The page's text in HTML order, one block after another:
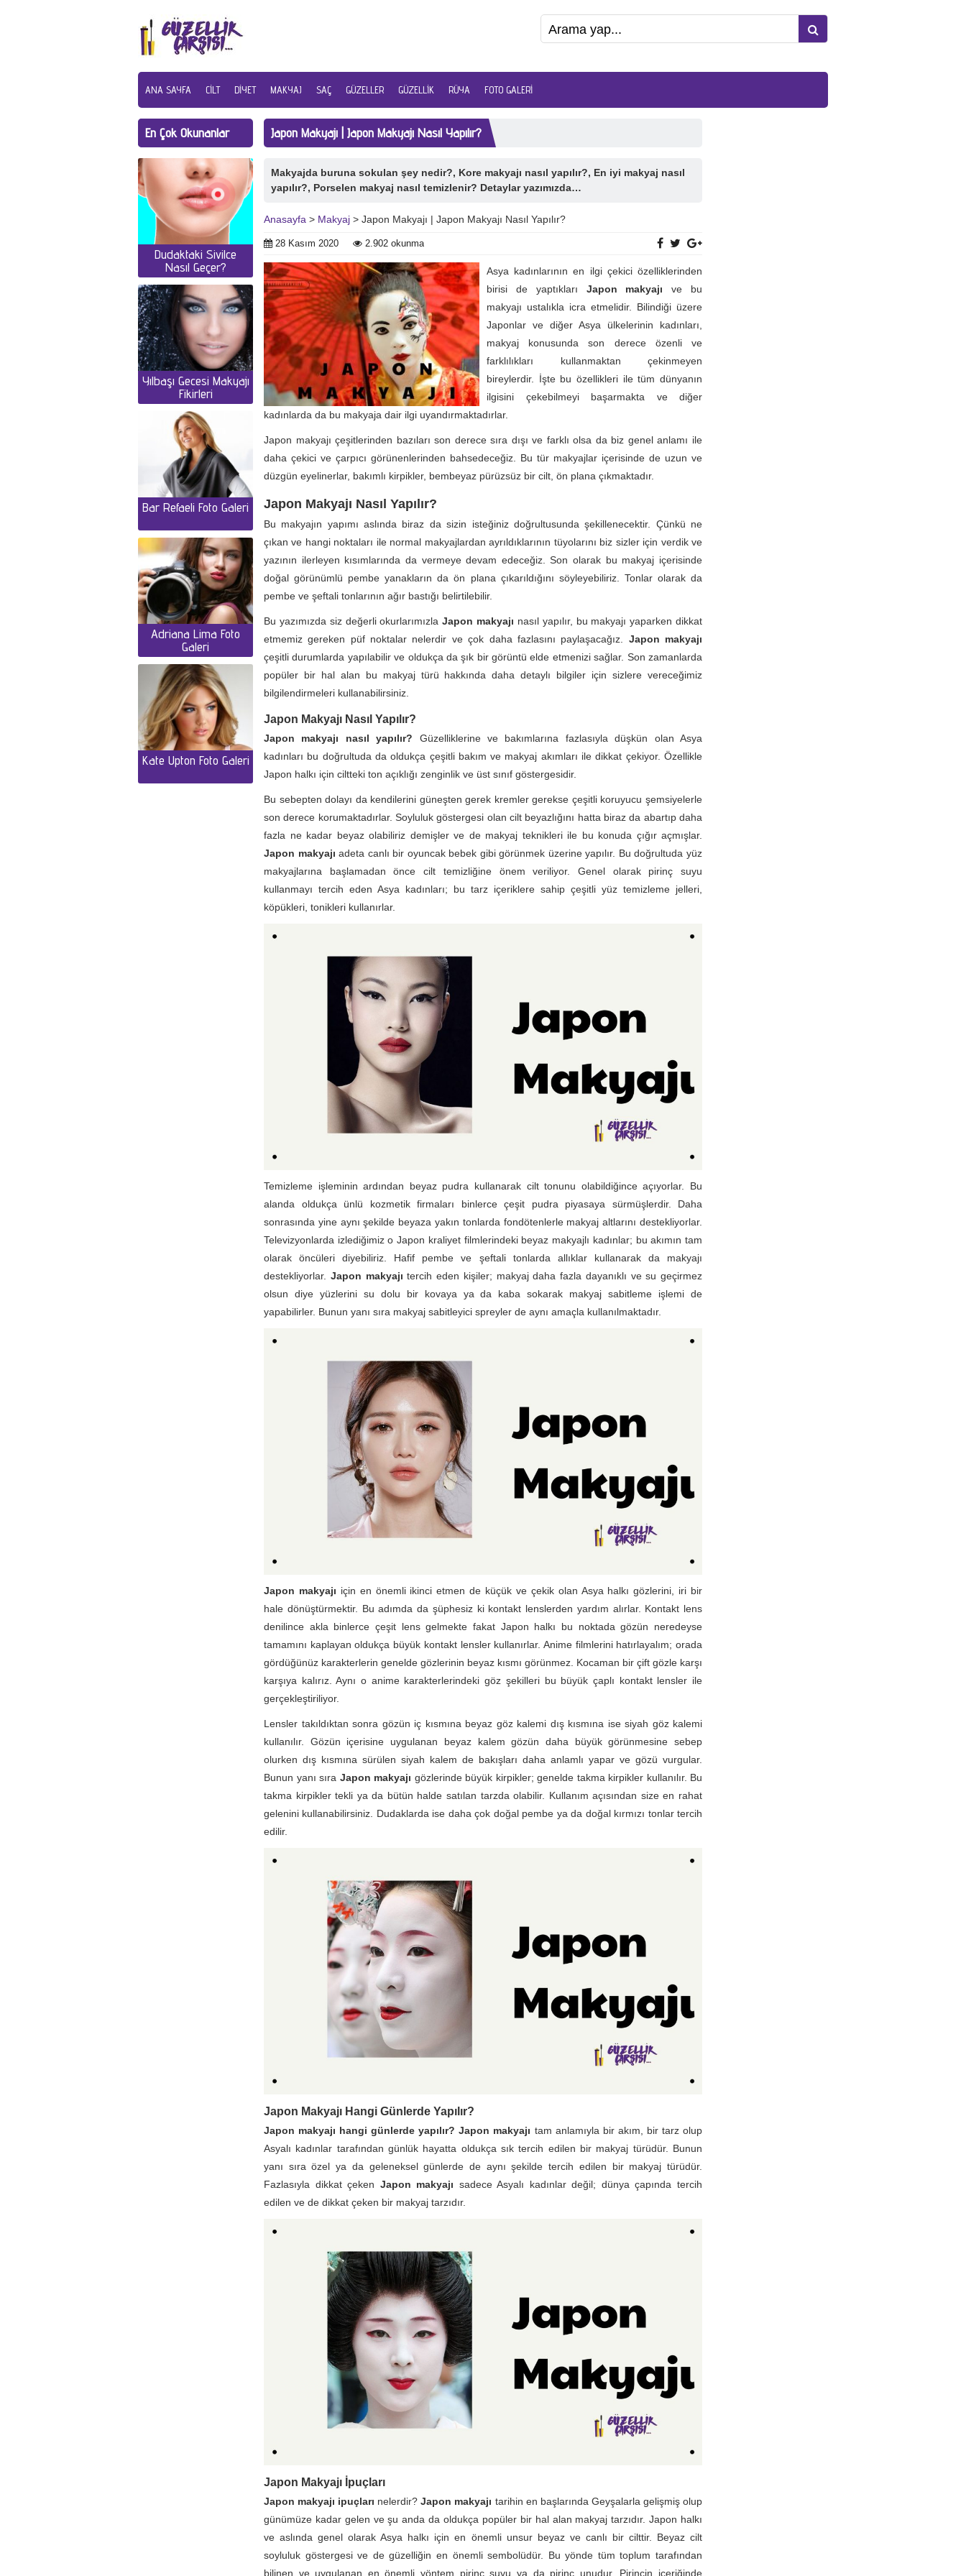
ANA SAYFA CILT DIYET MAKYAJ SAÇ GÜZELLER GÜZELLIK RÜYA FOTO GALERI
Japon Makyajı | Japon Makyajı Nasıl Yapılır?
Makyajda buruna sokulan şey nedir?, Kore makyajı nasıl yapılır?, En iyi makyaj nasıl
yapılır?, Porselen makyaj nasıl temizlenir? Detaylar yazımızda…
Anasayfa > Makyaj > Japon Makyajı | Japon Makyajı Nasıl Yapılır?
28 Kasım 2020 2.902 okunma
Asya kadınlarının en ilgi çekici özelliklerinden
birisi de yaptıkları Japon makyajıve bu
makyajı ustalıkla icra etmelidir. Bilindiği üzere
Japonlar ve diğer Asya ülkelerinin kadınları,
makyaj konusunda son derece özenli ve
farklılıkları kullanmaktan çekinmeyen
bireylerdir. İşte bu özellikleri ile tüm dünyanın
ilgisini çekebilmeyi başarmakta ve diğer
kadınlarda da bu makyaja dair ilgi uyandırmaktadırlar.
Japon makyajı çeşitlerinden bazıları son derece sıra dışı ve farklı olsa da biz genel anlamı ile
daha çekici ve çarpıcı görünenlerinden bahsedeceğiz. Bu tür makyajlar içerisinde de uzun ve
düzgün eyelinerlar, bakımlı kirpikler, bembeyaz pürüzsüz bir cilt, ön plana çıkmaktadır.
Japon Makyajı Nasıl Yapılır?
Bu makyajın yapımı aslında biraz da sizin isteğiniz doğrultusunda şekillenecektir. Çünkü ne
çıkan ve hangi noktaları ile normal makyajlardan ayrıldıklarının tüyolarını biz sizler için verdik ve
yazının ilerleyen kısımlarında da vermeye devam edeceğiz. Son olarak bu makyaj içerisinde
doğal görünümlü pembe yanakların da ön plana çıkarıldığını söyleyebiliriz. Tonlar olarak da
pembe ve şeftali tonlarının ağır bastığı belirtilebilir.
Bu yazımızda siz değerli okurlarımızlaJapon makyajı nasıl yapılır, bu makyajı yaparken dikkat
etmemiz gereken püf noktalar nelerdir ve çok daha fazlasını paylaşacağız. Japon makyajı
çeşitli durumlarda yapılabilir ve oldukça da şık bir görüntü elde etmenizi sağlar. Son zamanlarda
popüler bir hal alan bu makyaj türü hakkında daha detaylı bilgiler için sizlere vereceğimiz
bilgilendirmeleri kullanabilirsiniz.
Japon Makyajı Nasıl Yapılır?
Japon makyajı nasıl yapılır? Güzelliklerine ve bakımlarına fazlasıyla düşkün olan Asya
kadınları bu doğrultuda da oldukça çeşitli bakım ve makyaj akımları ile dikkat çekiyor. Özellikle
Japon halkı için ciltteki ton açıklığı zenginlik ve üst sınıf göstergesidir.
Bu sebepten dolayı da kendilerini güneşten gerek kremler gerekse çeşitli koruyucu şemsiyelerle
son derece korumaktadırlar. Soyluluk göstergesi olan cilt beyazlığını hatta biraz da abartıp daha
fazla ne kadar beyaz olabiliriz demişler ve de makyaj teknikleri ile bu konuda çığır açmışlar.
Japon makyajıadeta canlı bir oyuncak bebek gibi görünmek üzerine yapılır. Bu doğrultuda yüz
makyajlarına başlamadan önce cilt temizliğine önem veriliyor. Genel olarak pirinç suyu
kullanmayı tercih eden Asya kadınları; bu tarz içeriklere sahip çeşitli yüz temizleme jelleri,
köpükleri, tonikleri kullanırlar.
Temizleme işleminin ardından beyaz pudra kullanarak cilt tonunu olabildiğince açıyorlar. Bu
alanda oldukça ünlü kozmetik firmaları binlerce çeşit pudra piyasaya sürmüşlerdir. Daha
sonrasında yine aynı şekilde beyaza yakın tonlarda fondötenlerle makyaj altlarını destekliyorlar.
Televizyonlarda izlediğimiz o Japon kraliyet filmlerindeki beyaz makyajlı kadınlar; bu akımın tam
olarak öncüleri diyebiliriz. Hafif pembe ve şeftali tonlarda allıklar kullanarak da makyajı
destekliyorlar. Japon makyajıtercih eden kişiler; makyaj daha fazla dayanıklı ve su geçirmez
olsun diye yüzlerini su dolu bir kovaya ya da kaba sokarak makyaj sabitleme işlemi de
yapabilirler. Bunun yanı sıra makyaj sabitleyici spreyler de aynı amaçla kullanılmaktadır.
Japon makyajı için en önemli ikinci etmen de küçük ve çekik olan Asya halkı gözlerini, iri bir
hale dönüştürmektir. Bu adımda da şüphesiz ki kontakt lenslerden yardım alırlar. Kontakt lens
denilince akla binlerce çeşit lens gelmekte fakat Japon halkı bu noktada gözün neredeyse
tamamını kaplayan oldukça büyük kontakt lensler kullanırlar. Anime filmlerini hatırlayalım; orada
gördüğünüz karakterlerin genelde gözlerinin beyaz kısmı görünmez. Kocaman bir çift gözle karşı
karşıya kalırız. Aynı o anime karakterlerindeki göz şekilleri bu büyük çaplı kontakt lensler ile
gerçekleştiriliyor.
Lensler takıldıktan sonra gözün iç kısmına beyaz göz kalemi dış kısmına ise siyah göz kalemi
kullanılır. Gözün içerisine uygulanan beyaz kalem gözün daha büyük görünmesine sebep
olurken dış kısmına sürülen siyah kalem de bakışları daha anlamlı yapar ve gözü vurgular.
Bunun yanı sıra Japon makyajı gözlerinde büyük kirpikler; genelde takma kirpikler kullanılır. Bu
takma kirpikler tekli ya da bütün halde satılan tarzda olabilir. Kullanım açısından size en rahat
gelenini kullanabilirsiniz. Dudaklarda ise daha çok doğal pembe ya da doğal kırmızı tonlar tercih
edilir.
Japon Makyajı Hangi Günlerde Yapılır?
Japon makyajı hangi günlerde yapılır? Japon makyajı tam anlamıyla bir akım, bir tarz olup
Asyalı kadınlar tarafından günlük hayatta oldukça sık tercih edilen bir makyaj türüdür. Bunun
yanı sıra özel ya da geleneksel günlerde de aynı şekilde tercih edilen bir makyaj türüdür.
Fazlasıyla dikkat çeken Japon makyajı sadece Asyalı kadınlar değil; dünya çapında tercih
edilen ve de dikkat çeken bir makyaj tarzıdır.
Japon Makyajı İpuçları
Japon makyajı ipuçları nelerdir?Japon makyajı tarihin en başlarında Geyşalarla gelişmiş olup
günümüze kadar gelen ve şu anda da oldukça popüler bir hal alan makyaj tarzıdır. Japon halkı
ve aslında genel olarak Asya halkı için en önemli unsur beyaz ve canlı bir cilttir. Beyaz cilt
soyluluk göstergesi ve de güzelliğin en önemli sembolüdür. Bu yönde tüm toplum tarafından
bilinen ve uygulanan en önemli yöntem pirinç suyu ya da pirinç unudur. Pirincin içeriğinde
En Çok Okunanlar
Dudaktaki Sivilce
Nasıl Geçer?
Yılbaşı Gecesi Makyajı
Fikirleri
Bar Refaeli Foto Galeri
Adriana Lima Foto
Galeri
Kate Upton Foto Galeri